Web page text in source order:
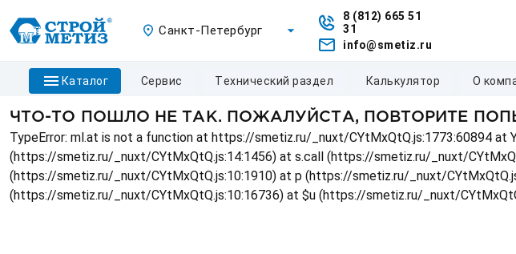
Санкт-Петербург
8 (812) 665 51
31
info@smetiz.ru
каталог сервис технический раздел калькулятор о
ЧТО-ТО ПОШЛО НЕ ТАК. ПОЖАЛУЙСТА, ПОВТОРИТЕ
TypeError: ml.at is not a function at https://smetiz.ru/_nuxt/CYtMxQtQ.js:1773:60894
(https://smetiz.ru/_nuxt/CYtMxQtQ.js:14:1456) at s.call (https://smetiz.ru/_nuxt/
(https://smetiz.ru/_nuxt/CYtMxQtQ.js:10:1910) at p (https://smetiz.ru/_nuxt/
(https://smetiz.ru/_nuxt/CYtMxQtQ.js:10:16736) at $u (https://smetiz.ru/_nuxt/